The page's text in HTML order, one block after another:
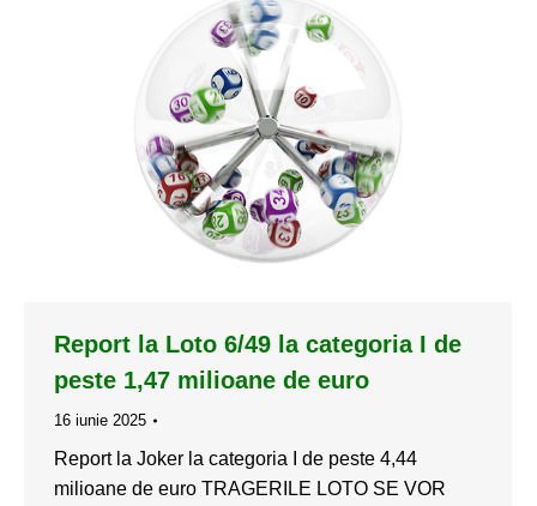
Report la Loto 6/49 la categoria I de
peste 1,47 milioane de euro
16 iunie 2025
Report la Joker la categoria I de peste 4,44
milioane de euro TRAGERILE LOTO SE VOR